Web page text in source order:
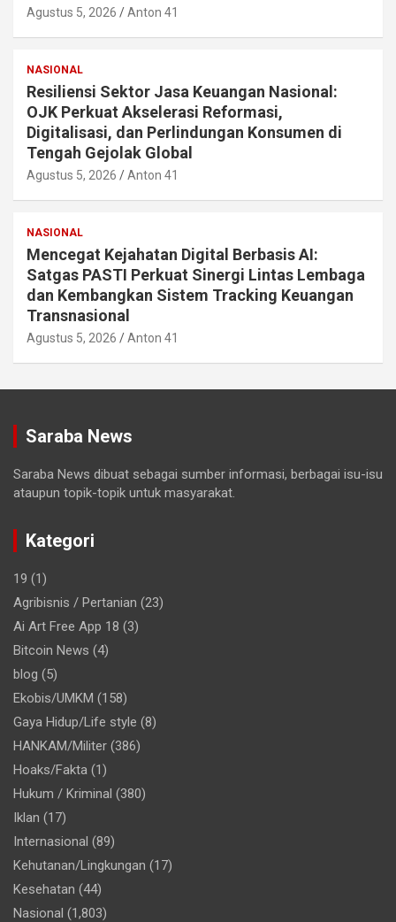
Agustus 5, 2026 Anton 41
NASIONAL
Resiliensi Sektor Jasa Keuangan Nasional:
OJK Perkuat Akselerasi Reformasi,
Digitalisasi, dan Perlindungan Konsumen di
Tengah Gejolak Global
Agustus 5, 2026 Anton 41
NASIONAL
Mencegat Kejahatan Digital Berbasis AI:
Satgas PASTI Perkuat Sinergi Lintas Lembaga
dan Kembangkan Sistem Tracking Keuangan
Transnasional
Agustus 5, 2026 Anton 41
Saraba News
Saraba News dibuat sebagai sumber informasi, berbagai isu-isu
ataupun topik-topik untuk masyarakat.
Kategori
19 (1)
Agribisnis / Pertanian (23)
Ai Art Free App 18 (3)
Bitcoin News (4)
blog (5)
Ekobis/UMKM (158)
Gaya Hidup/Life style (8)
HANKAM/Militer (386)
Hoaks/Fakta (1)
Hukum / Kriminal (380)
Iklan (17)
Internasional (89)
Kehutanan/Lingkungan (17)
Kesehatan (44)
Nasional (1,803)